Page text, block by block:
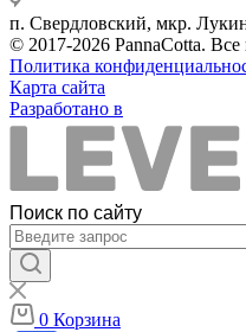
п. Свердловский, мкр.
© 2017-2026 PannaCotta.
Политика
Карта сайта
Разработано в
Поиск по сайту
0 Корзина